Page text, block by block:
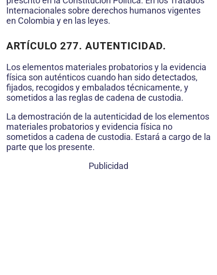
Internacionales sobre derechos humanos vigentes
en Colombia y en las leyes.
ARTÍCULO 277. AUTENTICIDAD.
Los elementos materiales probatorios y la evidencia
física son auténticos cuando han sido detectados,
fijados, recogidos y embalados técnicamente, y
sometidos a las reglas de cadena de custodia.
La demostración de la autenticidad de los elementos
materiales probatorios y evidencia física no
sometidos a cadena de custodia. Estará a cargo de la
parte que los presente.
Publicidad